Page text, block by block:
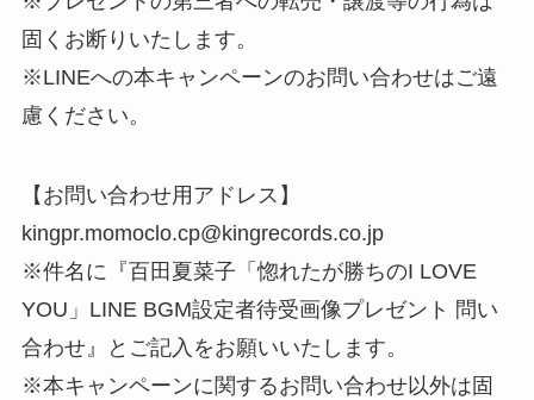
固くお断りいたします。
※LINEへの本キャンペーンのお問い合わせはご遠
慮ください。
【お問い合わせ用アドレス】
kingpr.momoclo.cp@kingrecords.co.jp
※件名に『百田夏菜子「惚れたが勝ちのI LOVE
YOU」LINE BGM設定者待受画像プレゼント 問い
合わせ』とご記入をお願いいたします。
※本キャンペーンに関するお問い合わせ以外は固